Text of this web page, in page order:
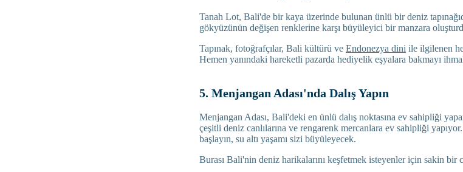
Tanah Lot, Bali'de bir kaya üzerinde bulunan ünlü bir deniz
gökyüzünün değişen renklerine karşı büyüleyici bir manzara
Tapınak, fotoğrafçılar, Bali kültürü ve Endonezya dini ile ilgilenen
Hemen yanındaki hareketli pazarda hediyelik eşyalara bakmayı
5. Menjangan Adası'nda Dalış Yapın
Menjangan Adası, Bali'deki en ünlü dalış noktasına ev sahipliği
çeşitli deniz canlılarına ve rengarenk mercanlara ev sahipliği
başlayın, su altı yaşamı sizi büyüleyecek.
Burası Bali'nin deniz harikalarını keşfetmek isteyenler için sakin bir